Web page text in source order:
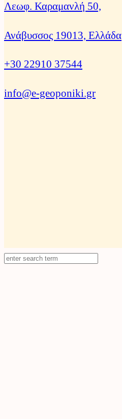
Λεωφ. Καραμανλή 50,
Ανάβυσσος 19013, Ελλάδα
+30 22910 37544
info@e-geoponiki.gr